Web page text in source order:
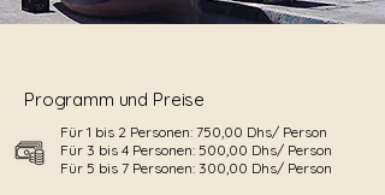
Programm und Preise
Für 1 bis 2 Personen: 750,00 Dhs/ Person
Für 3 bis 4 Personen: 500,00 Dhs/ Person
Für 5 bis 7 Personen: 300,00 Dhs/ Person